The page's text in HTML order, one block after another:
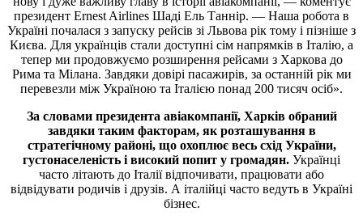
президент Ernest Airlines Шаді Ель Таннір. — Наша робота в
Україні почалася з запуску рейсів зі Львова рік тому і пізніше з
Києва. Для українців стали доступні сім напрямків в Італію, а
тепер ми продовжуємо розширення рейсами з Харкова до
Рима та Мілана. Завдяки довірі пасажирів, за останній рік ми
перевезли між Україною та Італією понад 200 тисяч осіб».
За словами президента авіакомпанії, Харків обраний
завдяки таким факторам, як розташування в
стратегічному районі, що охоплює весь схід України,
густонаселеність і високий попит у громадян. Українці
часто літають до Італії відпочивати, працювати або
відвідувати родичів і друзів. А італійці часто ведуть в Україні
бізнес.